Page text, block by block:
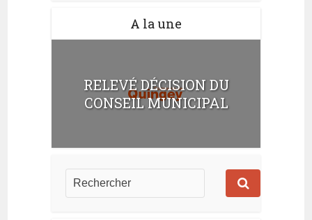
A la une
RELEVÉ DÉCISION DU
CONSEIL MUNICIPAL